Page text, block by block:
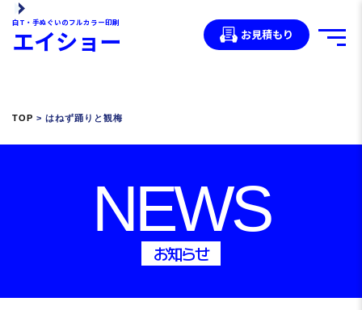
白T・手ぬぐいのフルカラー印刷
エイショー お見積もり
TOP > はねず踊りと観梅
NEWS
お知らせ